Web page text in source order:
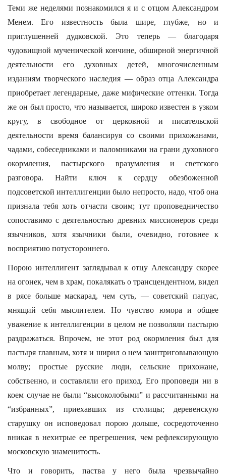
Теми же неделями познакомился я и с отцом Александром
Менем. Его известность была шире, глубже, но и
приглушенней дудковской. Это теперь — благодаря
чудовищной мученической кончине, обширной энергичной
деятельности его духовных детей, многочисленным
изданиям творческого наследия — образ отца Александра
приобретает легендарные, даже мифические оттенки. Тогда
же он был просто, что называется, широко известен в узком
кругу, в свободное от церковной и писательской
деятельности время балансируя со своими прихожанами,
чадами, собеседниками и паломниками на грани духовного
окормления, пастырского вразумления и светского
разговора. Найти ключ к сердцу обезбоженной
подсоветской интеллигенции было непросто, надо, чтоб она
признала тебя хоть отчасти своим; тут проповедничество
сопоставимо с деятельностью древних миссионеров среди
язычников, хотя язычники были, очевидно, готовнее к
восприятию потустороннего.
Порою интеллигент заглядывал к отцу Александру скорее
на огонек, чем в храм, покалякать о трансцендентном, видел
в рясе больше маскарад, чем суть, — советский папуас,
мнящий себя мыслителем. Но чувство юмора и общее
уважение к интеллигенции в целом не позволяли пастырю
раздражаться. Впрочем, не этот род окормления был для
пастыря главным, хотя и ширил о нем заинтриговывающую
молву; простые русские люди, сельские прихожане,
собственно, и составляли его приход. Его проповеди ни в
коем случае не были “высоколобыми” и рассчитанными на
“избранных”, приехавших из столицы; деревенскую
старушку он исповедовал порою дольше, сосредоточенно
вникая в нехитрые ее прегрешения, чем рефлексирующую
московскую знаменитость.
Что и говорить, паства у него была чрезвычайно